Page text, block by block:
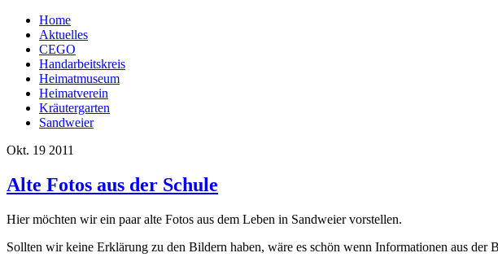
Home
Aktuelles
CEGO
Handarbeitskreis
Heimatmuseum
Heimatverein
Kräutergarten
Sandweier
Okt. 19 2011
Alte Fotos aus der Schule
Hier möchten wir ein paar alte Fotos aus dem Leben in Sandweier vorstellen.
Sollten wir keine Erklärung zu den Bildern haben, wäre es schön wenn Informationen aus